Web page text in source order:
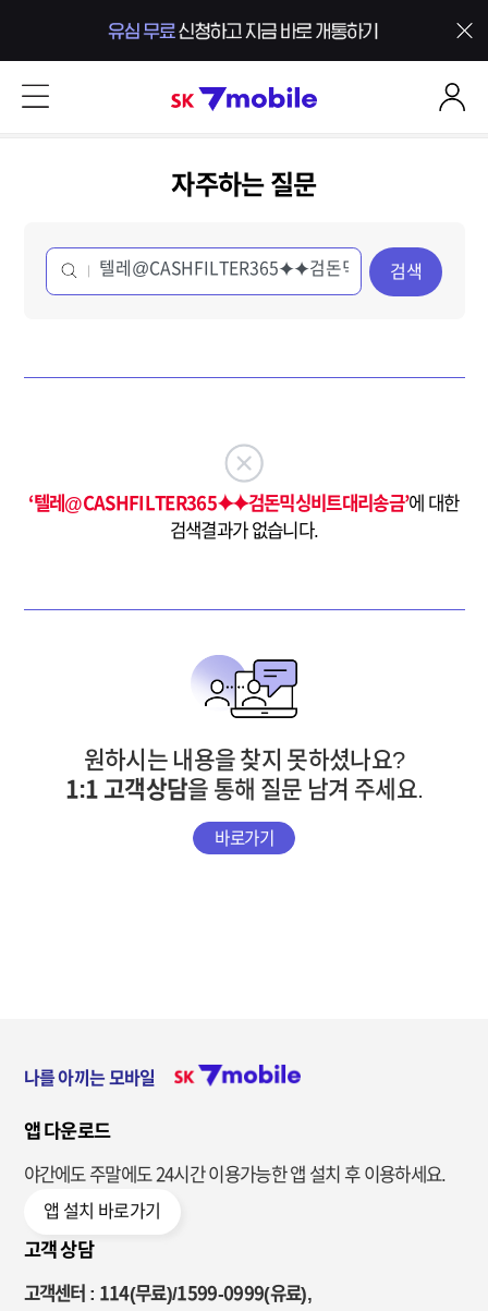
SK 7mobile
자주하는 질문
검색
‘텔레@CASHFILTER365⯌⯌검돈믹싱비트대리송금’에 대한
검색결과가 없습니다.
원하시는 내용을 찾지 못하셨나요?
1:1 고객상담을 통해 질문 남겨 주세요.
바로가기
나를 아끼는 모바일
앱 다운로드
야간에도 주말에도 24시간 이용가능한앱 설치 후 이용하세요.
앱 설치 바로가기
고객 상담
고객센터 : 114(무료)/1599-0999(유료),